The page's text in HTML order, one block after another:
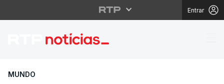
Entrar
Timor-Leste assinala
MUNDO